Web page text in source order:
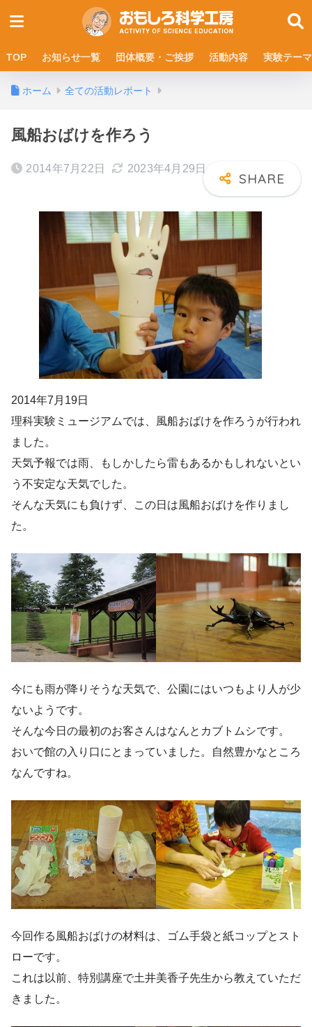
TOP お知らせ一覧 団体概要・ご挨拶 活動内容 実験テーマ
ホーム 全ての活動レポート
風船おばけを作ろう
2014年7月22日 2023年4月29日
2014年7月19日
理科実験ミュージアムでは、風船おばけを作ろうが行われ
ました。
天気予報では雨、もしかしたら雷もあるかもしれないとい
う不安定な天気でした。
そんな天気にも負けず、この日は風船おばけを作りまし
た。
今にも雨が降りそうな天気で、公園にはいつもより人が少
ないようです。
そんな今日の最初のお客さんはなんとカブトムシです。
おいで館の入り口にとまっていました。自然豊かなところ
なんですね。
今回作る風船おばけの材料は、ゴム手袋と紙コップとスト
ローです。
これは以前、特別講座で土井美香子先生から教えていただ
きました。